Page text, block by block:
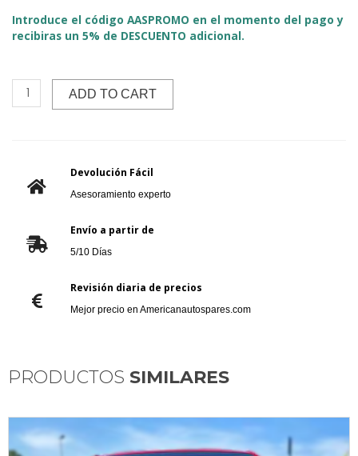
Introduce el código AASPROMO en el momento del pago y
recibiras un 5% de DESCUENTO adicional.
ADD TO CART
Devolución Fácil
Asesoramiento experto
Envío a partir de
5/10 Días
Revisión diaria de precios
Mejor precio en Americanautospares.com
PRODUCTOS SIMILARES